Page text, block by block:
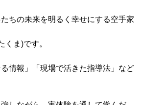
たちの未来を明るく幸せにする空手家
くま)です。
る情報」「現場で活きた指導法」など